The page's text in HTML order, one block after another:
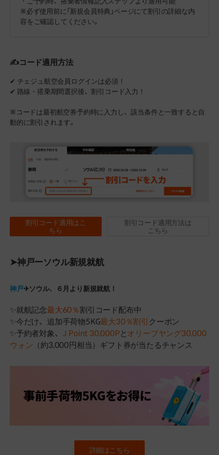
※必ず使用前に「新規会員特典」ページにて割引の詳細な内
容をご確認してください。
✍コード適用方法
✔ チェジュ航空会員ログインは必須！
✔ 路線・搭乗期間選択後、割引コード入力！
※コードは最初航空券予約時に入力し、該当条件と一致すると自
動的に割引されます。
割引コード適用はこ
ちら
割引コード適用方法は
こちら
➤神戸ーソウル新規就航
神戸✈ソウル、６月より新規就航！
✨就航記念最大60％割引コード配布中
✨今だけ、追加手荷物5KG最大30％割引 クーポン
✨予約者対象、 J Point 30,000Pとオリーブヤング30,000
ウォン （約3,000円相当）ギフト券が当たるチャンス
詳細はこちら